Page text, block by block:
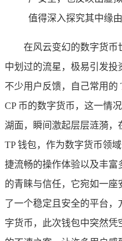
值得深入探究其中缘
在风云变幻的数字货币
中划过的流星，极易引发
不少用户反馈，自己常用的
CP 币的数字货币，这一情
湖面，瞬间激起层层涟漪，
TP 钱包，作为数字货币领
捷流畅的操作体验以及丰富
的青睐与信任，它宛如一
了一个稳定且安全的平台
字货币，此次钱包中突然凭